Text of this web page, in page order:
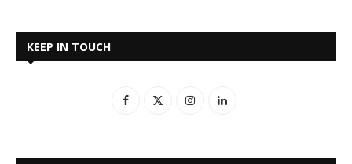
KEEP IN TOUCH